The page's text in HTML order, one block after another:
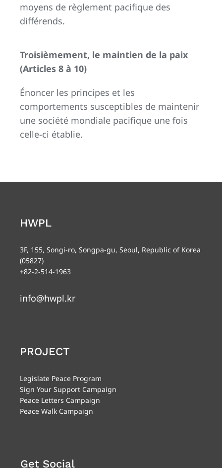
moyens de règlement pacifique des
différends.
Troisièmement, le maintien de la paix
(Articles 8 à 10)
Énoncer les principes et les
comportements susceptibles de maintenir
une société mondiale pacifique une fois
celle-ci établie.
HWPL
3F, 155, Songi-ro, Songpa-gu, Seoul, Republic of Korea
(05827)
+82-2-514-1963
info@hwpl.kr
PROJECT
Legislate Peace Program
Sign Your Support Campaign
Peace Letters Campaign
Peace Walk Campaign
Get Social